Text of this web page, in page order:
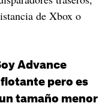
de Xbox o
Advance
pero es
tamaño menor